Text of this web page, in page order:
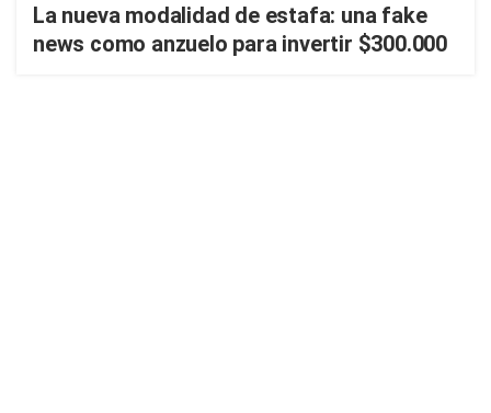
La nueva modalidad de estafa: una fake
news como anzuelo para invertir $300.000